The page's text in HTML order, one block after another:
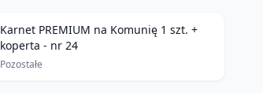
Karnet PREMIUM na Komunię 1 szt. +
koperta - nr 24
Pozostałe